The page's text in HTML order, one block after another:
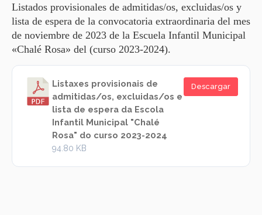
Listados provisionales de admitidas/os, excluidas/os y
lista de espera de la convocatoria extraordinaria del mes
de noviembre de 2023 de la Escuela Infantil Municipal
«Chalé Rosa» del (curso 2023-2024).
Listaxes provisionais de
admitidas/os, excluidas/os e
lista de espera da Escola
Infantil Municipal "Chalé
Rosa" do curso 2023-2024
94.80 KB
Descargar